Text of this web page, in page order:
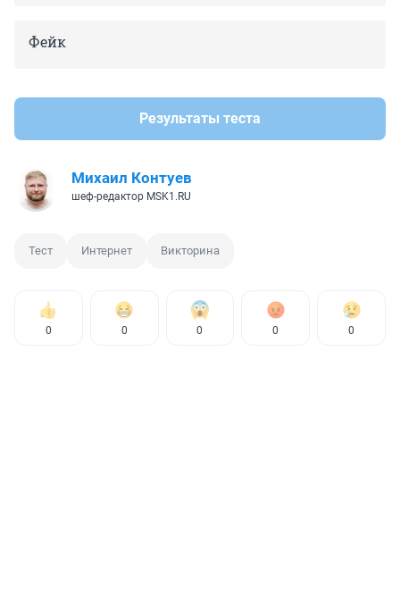
Фейк
Результаты теста
Михаил Контуев
шеф-редактор MSK1.RU
Тест Интернет Викторина
0 0 0 0 0